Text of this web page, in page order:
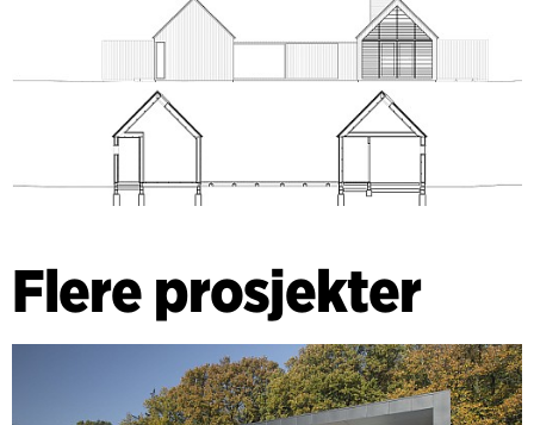
Flere prosjekter